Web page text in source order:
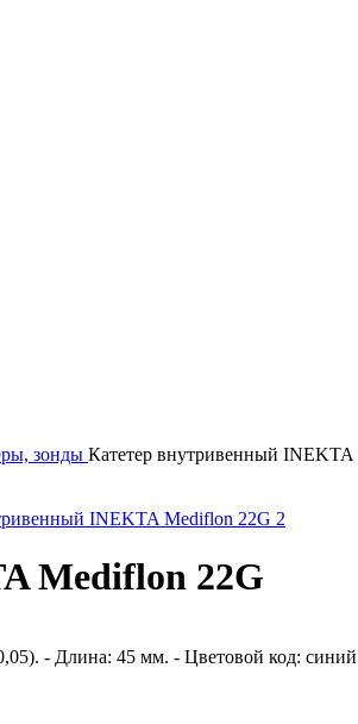
зонды Катетер внутривенный INEKTA
Mediflon 22G
- Длина: 45 мм. - Цветовой код: